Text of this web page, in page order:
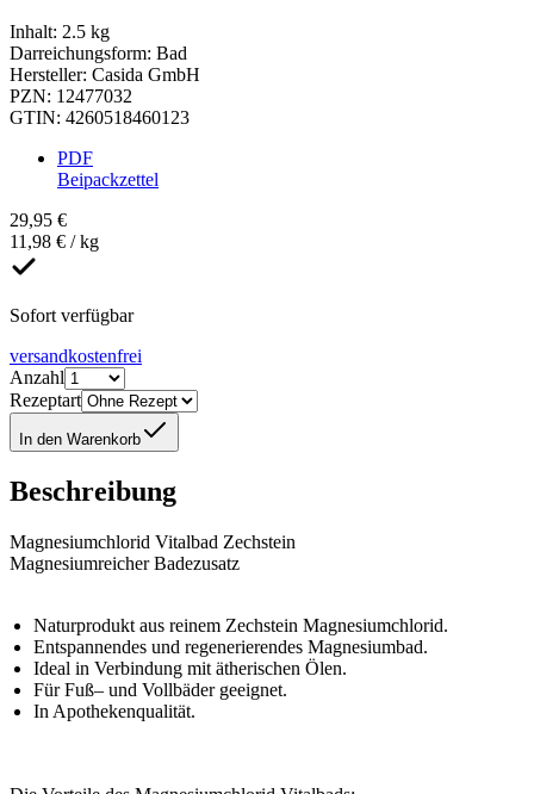
Inhalt: 2.5 kg
Darreichungsform: Bad
Hersteller: Casida GmbH
PZN: 12477032
GTIN: 4260518460123
PDF
Beipackzettel
29,95 €
11,98 € / kg
Sofort verfügbar
versandkostenfrei
Anzahl
Rezeptart
In den Warenkorb
Beschreibung
Magnesiumchlorid Vitalbad Zechstein
Magnesiumreicher Badezusatz
Naturprodukt aus reinem Zechstein Magnesiumchlorid.
Entspannendes und regenerierendes Magnesiumbad.
Ideal in Verbindung mit ätherischen Ölen.
Für Fuß– und Vollbäder geeignet.
In Apothekenqualität.